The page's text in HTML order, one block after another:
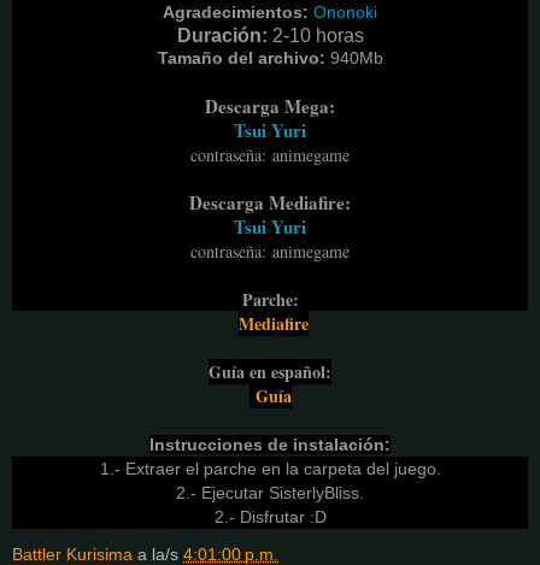
Agradecimientos: Ononoki
Duración: 2-10 horas
Tamaño del archivo: 940Mb
Descarga Mega:
Tsui Yuri
contraseña: animegame
Descarga Mediafire:
Tsui Yuri
contraseña: animegame
Parche:
Mediafire
Guía en español:
Guía
Instrucciones de instalación:
1.- Extraer el parche en la carpeta del juego.
2.- Ejecutar SisterlyBliss.
2.- Disfrutar :D
Battler Kurisima a la/s 4:01:00 p.m.